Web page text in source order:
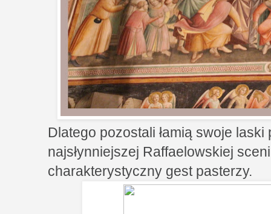
Dlatego pozostali łamią swoje
najsłynniejszej Raffaelowskiej
charakterystyczny gest pasterzy.